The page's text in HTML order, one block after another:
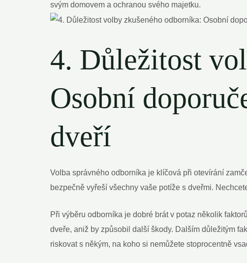
svým domovem a ochranou svého majetku.
4. Důležitost
Osobní
dveří
Volba správného odborníka je klíčová při otevírání
bezpečně vyřeší všechny vaše potíže s dveřmi.
Při výběru odborníka je dobré brát v potaz několik
dveře, aniž by způsobil další škody. Dalším důležitým
riskovat s někým, na koho si nemůžete stoprocentně